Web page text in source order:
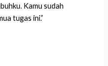
Kamu sudah
tugas ini.”